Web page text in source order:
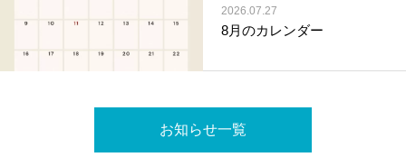
2026.07.27
8月のカレンダー
お知らせ一覧